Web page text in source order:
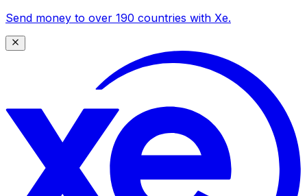
Send money to over 190 countries with Xe.